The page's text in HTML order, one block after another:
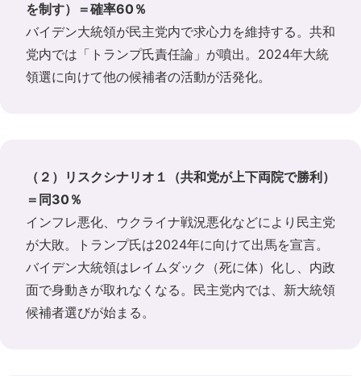
を制す）＝確率60％
バイデン大統領が民主党内で求心力を維持する。共和
党内では「トランプ氏責任論」が噴出。2024年大統
領選に向けて他の候補者の活動が活発化。
（２）リスクシナリオ１（共和党が上下両院で勝利）
＝同30％
インフレ悪化、ウクライナ戦況悪化などにより民主党
が大敗。トランプ氏は2024年に向けて出馬を宣言。
バイデン大統領はレイムダック（死に体）化し、内政
面で身動きが取れなくなる。民主党内では、新大統領
候補者選びが始まる。